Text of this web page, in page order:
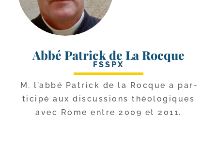
Abbé Patrick de La Rocque
FSSPX
M. l’ab­bé Patrick de la Rocque a par­
ti­ci­pé aux dis­cus­sions théo­lo­giques
avec Rome entre 2009 et 2011.